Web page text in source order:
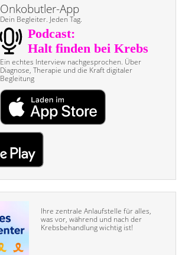
Onkobutler-App
Dein Begleiter. Jeden Tag.
Ein echtes Interview nach­gesprochen. Über
Diagnose, Therapie und die Kraft digitaler
Begleitung
Ihre zentrale Anlaufstelle für alles,
was vor, während und nach der
Krebsbehandlung wichtig ist!